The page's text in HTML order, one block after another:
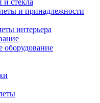
и стекла
и принадлежности
интерьера
оборудование